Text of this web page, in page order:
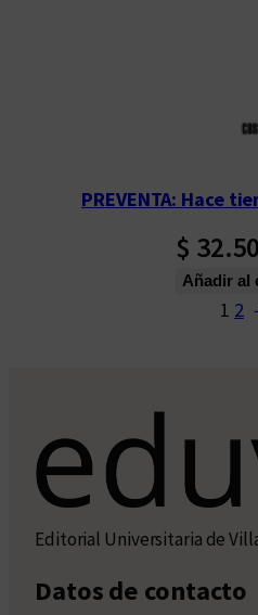
PREVENTA: Hace
$
Añadir al
1 2
Editorial Universitaria de
Datos de contacto